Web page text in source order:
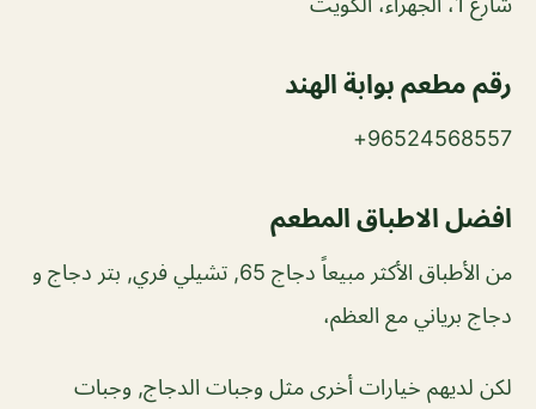
رقم مطعم بوابة الهند
96524568557+
افضل الاطباق المطعم
من الأطباق الأكثر مبيعاً دجاج 65, تشيلي فري, بتر دجاج و
دجاج برياني مع العظم،
لكن لديهم خيارات أخرى مثل وجبات الدجاج, وجبات